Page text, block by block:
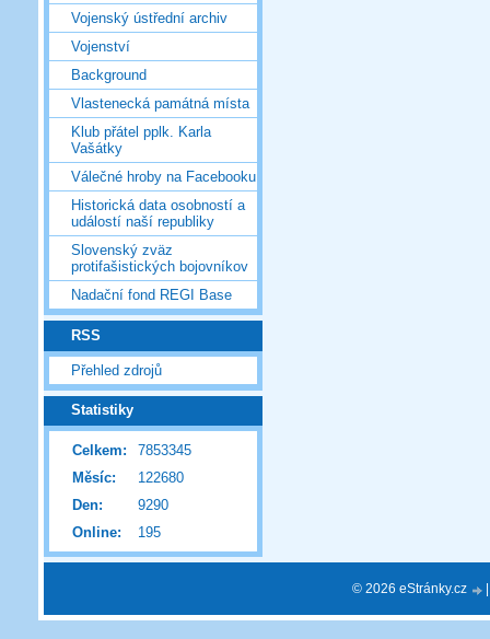
Vojenský ústřední archiv
Vojenství
Background
Vlastenecká památná místa
Klub přátel pplk. Karla
Vašátky
Válečné hroby na Facebooku
Historická data osobností a
událostí naší republiky
Slovenský zväz
protifašistických bojovníkov
Nadační fond REGI Base
RSS
Přehled zdrojů
Statistiky
Online: 195
Celkem:
7853345
Měsíc:
122680
Den:
9290
© 2026 eStránky.cz